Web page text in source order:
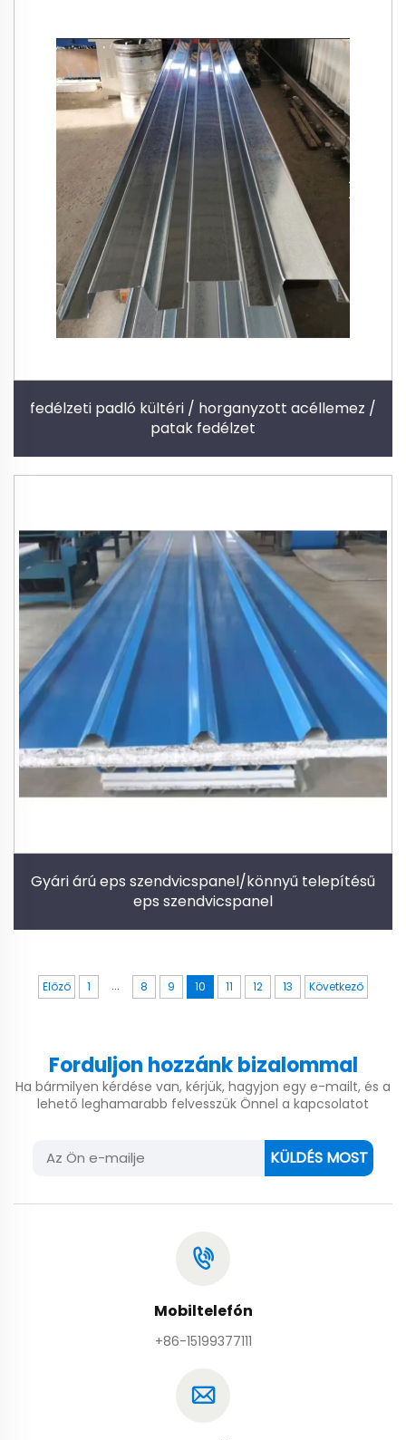
fedélzeti padló kültéri / horganyzott acéllemez /
patak fedélzet
Gyári árú eps szendvicspanel/könnyű telepítésű
eps szendvicspanel
Előző 1 ... 8 9 10 11 12 13 Következő
Forduljon hozzánk bizalommal
Ha bármilyen kérdése van, kérjük, hagyjon egy e-mailt, és a
lehető leghamarabb felvesszük Önnel a kapcsolatot
KÜLDÉS MOST
Mobiltelefón
+86-15199377111